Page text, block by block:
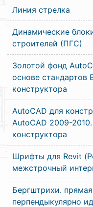
Линия стрелка
Динамические
строителей (ПГС)
Золотой фонд
основе стандартов
конструктора
AutoCAD для
AutoCAD 2009-
конструктора
Шрифты для Revit
межстрочный
Бергштрихи.
перпендыкулярно